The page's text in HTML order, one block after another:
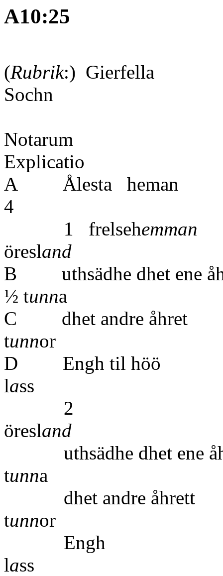
A10:25
(Rubrik:) Gierfella
Sochn
Notarum
A Ålesta heman
1 frelsehemman
öresland
B uthsädhe
½ tunna
C dhet
tunnor
D Engh
lass
2
öresland
uthsädhe
tunna
dhet
tunnor
lass